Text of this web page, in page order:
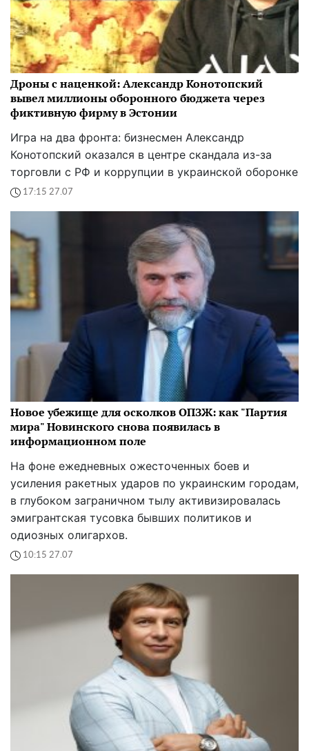
Дроны с наценкой: Александр Конотопский
вывел миллионы оборонного бюджета через
фиктивную фирму в Эстонии
Игра на два фронта: бизнесмен Александр
Конотопский оказался в центре скандала из-за
торговли с РФ и коррупции в украинской оборонке
17:15 27.07
Новое убежище для осколков ОПЗЖ: как "Партия
мира" Новинского снова появилась в
информационном поле
На фоне ежедневных ожесточенных боев и
усиления ракетных ударов по украинским городам,
в глубоком заграничном тылу активизировалась
эмигрантская тусовка бывших политиков и
одиозных олигархов.
10:15 27.07